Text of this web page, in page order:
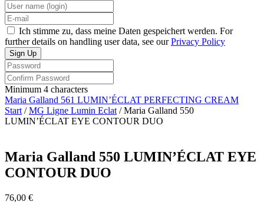
Ich stimme zu, dass meine Daten gespeichert werden. For
further details on handling user data, see ourPrivacy Policy
Minimum 4 characters
Maria Galland 561 LUMIN’ÉCLAT PERFECTING CREAM
Start /MG Ligne Lumin Eclat / Maria Galland 550
LUMIN’ÉCLAT EYE CONTOUR DUO
Maria Galland 550 LUMIN’ÉCLAT EYE
CONTOUR DUO
76,00 €